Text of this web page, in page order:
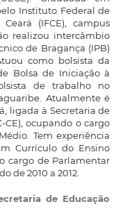
Instituto Federal de
(IFCE), campus
realizou intercâmbio
de Bragança (IPB)
como bolsista da
Bolsa de Iniciação à
de trabalho no
Atualmente é
ligada à Secretaria de
CE), ocupando o cargo
Tem experiência
Currículo do Ensino
cargo de Parlamentar
de 2010 a 2012.
de Educação